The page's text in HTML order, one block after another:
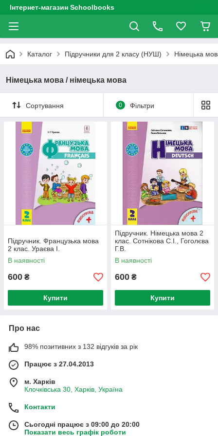
Інтернет-магазин Schoolbooks
Каталог Підручники для 2 класу (НУШ) Німецька
Німецька мова / німецька мова
Сортування 0 Фільтри
Підручник. Французька мова
2 клас. Ураєва І.
В наявності
600 ₴
Купити
Підручник. Німецька мова 2
клас. Сотнікова С.І., Гоголєва
Г.В.
В наявності
600 ₴
Купити
Про нас
98% позитивних з 132 відгуків за рік
Працює з 27.04.2013
м. Харків
Клочківська 30, Харків, Україна
Контакти
Сьогодні працює з 09:00 до 20:00
Показати весь графік роботи